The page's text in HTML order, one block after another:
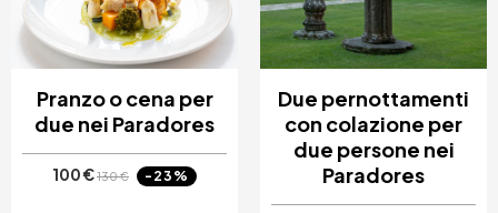
Pranzo o cena per
due nei Paradores
100 €130 € -23%
Due pernottamenti
con colazione per
due persone nei
Paradores